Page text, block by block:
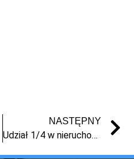
NASTĘPNY
Udział 1/4 w nieruchomości w Ciechocinku